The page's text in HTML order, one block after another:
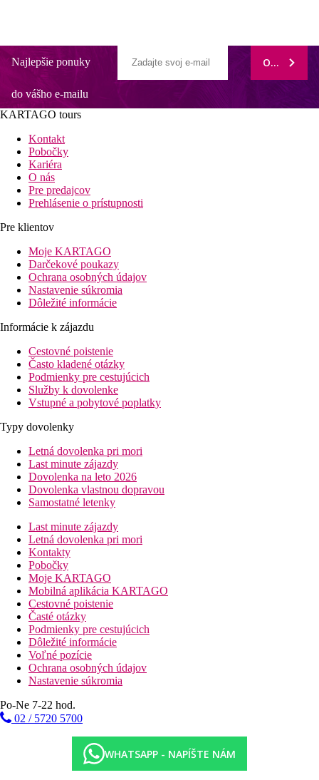
Najlepšie ponuky
do vášho e-mailu
ODOBERAŤ
KARTAGO tours
Kontakt
Pobočky
Kariéra
O nás
Pre predajcov
Prehlásenie o prístupnosti
Pre klientov
Moje KARTAGO
Darčekové poukazy
Ochrana osobných údajov
Nastavenie súkromia
Dôležité informácie
Informácie k zájazdu
Cestovné poistenie
Často kladené otázky
Podmienky pre cestujúcich
Služby k dovolenke
Vstupné a pobytové poplatky
Typy dovolenky
Letná dovolenka pri mori
Last minute zájazdy
Dovolenka na leto 2026
Dovolenka vlastnou dopravou
Samostatné letenky
Last minute zájazdy
Letná dovolenka pri mori
Kontakty
Pobočky
Moje KARTAGO
Mobilná aplikácia KARTAGO
Cestovné poistenie
Časté otázky
Podmienky pre cestujúcich
Dôležité informácie
Voľné pozície
Ochrana osobných údajov
Nastavenie súkromia
Po-Ne 7-22 hod.
02 / 5720 5700
WHATSAPP - NAPÍŠTE NÁM